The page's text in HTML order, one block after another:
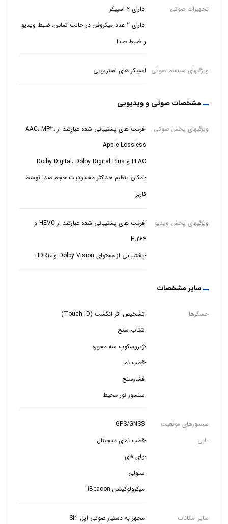
تجهیزات صوتی
-دارای ۲ اسپیکر
-دارای 2 عدد میکروفن در حالت تماس، ضبط ویدیو
و ضبط صدا
ویژگیهای سیستم صوتی اسپیکر های استریویی
مشخصات صوتی و ویدیویی
ویژگیهای پخش صوتی
-فرمت های پشتیبانی شده عبارتند از AAC، MP3،
Apple Lossless
FLAC و Dolby Digital، Dolby Digital Plus
-امکان تنظیم حداکثر محدودیت حجم صدا توسط
کاربر
ویژگیهای پخش ویدیو
-فرمت های پشتیبانی شده عبارتند از HEVC و
H.264
-پشتیبانی از محتوای Dolby Vision و HDR10
سایر مشخصات
حسگرها
-تشخیص اثر انگشت (Touch ID)
-قطب نما
-سنسور نور محیط
سنسورهای موقعیت
یابی
-GPS/GNSS
-وای فای
-میکرولوکیشن iBeacon
سایر امکانات